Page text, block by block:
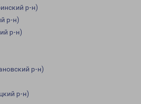
р-н)
р-н)
р-н)
р-н)
р-н)